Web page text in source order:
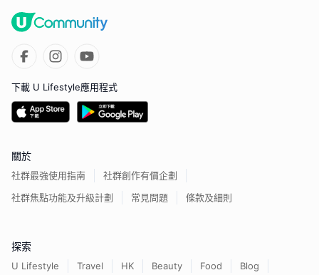
下載 U Lifestyle應用程式
關於
社群最強使用指南
社群創作有價企劃
社群焦點功能及升級計劃
常見問題 條款及細則
探索
U Lifestyle Travel HK Beauty Food Blog